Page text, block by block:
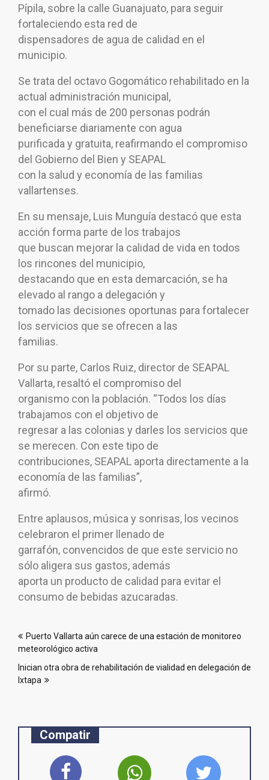
Pípila, sobre la calle Guanajuato, para seguir
fortaleciendo esta red de
dispensadores de agua de calidad en el
municipio.
Se trata del octavo Gogomático rehabilitado en la
actual administración municipal,
con el cual más de 200 personas podrán
beneficiarse diariamente con agua
purificada y gratuita, reafirmando el compromiso
del Gobierno del Bien y SEAPAL
con la salud y economía de las familias
vallartenses.
En su mensaje, Luis Munguía destacó que esta
acción forma parte de los trabajos
que buscan mejorar la calidad de vida en todos
los rincones del municipio,
destacando que en esta demarcación, se ha
elevado al rango a delegación y
tomado las decisiones oportunas para fortalecer
los servicios que se ofrecen a las
familias.
Por su parte, Carlos Ruiz, director de SEAPAL
Vallarta, resaltó el compromiso del
organismo con la población. “Todos los días
trabajamos con el objetivo de
regresar a las colonias y darles los servicios que
se merecen. Con este tipo de
contribuciones, SEAPAL aporta directamente a la
economía de las familias”,
afirmó.
Entre aplausos, música y sonrisas, los vecinos
celebraron el primer llenado de
garrafón, convencidos de que este servicio no
sólo aligera sus gastos, además
aporta un producto de calidad para evitar el
consumo de bebidas azucaradas.
de
entradas
Puerto Vallarta aún carece de una estación de monitoreo
meteorológico activa
Inician otra obra de rehabilitación de vialidad en delegación de
Ixtapa
Compatir